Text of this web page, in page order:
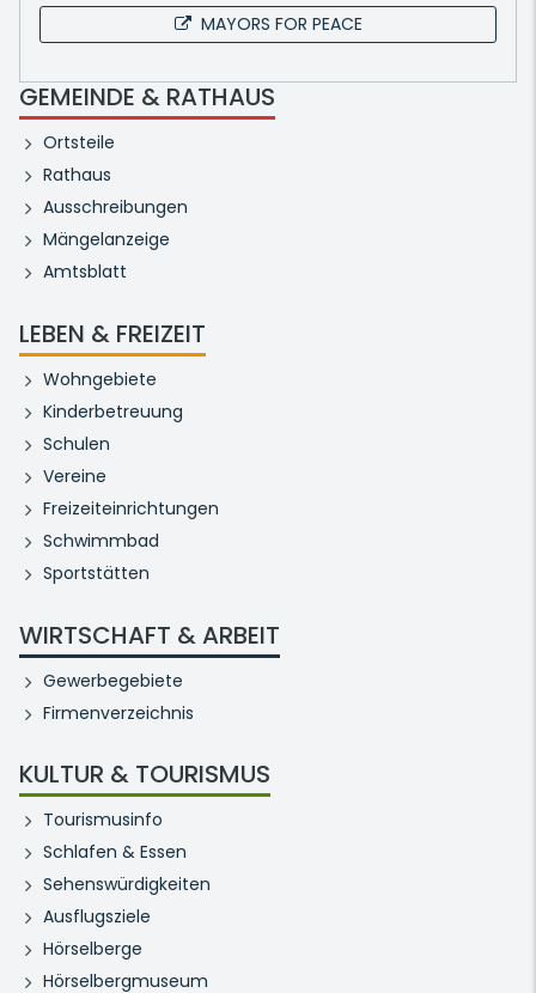
MAYORS FOR PEACE
GEMEINDE & RATHAUS
Ortsteile
Rathaus
Ausschreibungen
Mängelanzeige
Amtsblatt
LEBEN & FREIZEIT
Wohngebiete
Kinderbetreuung
Schulen
Vereine
Freizeiteinrichtungen
Schwimmbad
Sportstätten
WIRTSCHAFT & ARBEIT
Gewerbegebiete
Firmenverzeichnis
KULTUR & TOURISMUS
Tourismusinfo
Schlafen & Essen
Sehenswürdigkeiten
Ausflugsziele
Hörselberge
Hörselbergmuseum